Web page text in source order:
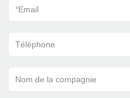
*Email
Téléphone
Nom de la compagnie